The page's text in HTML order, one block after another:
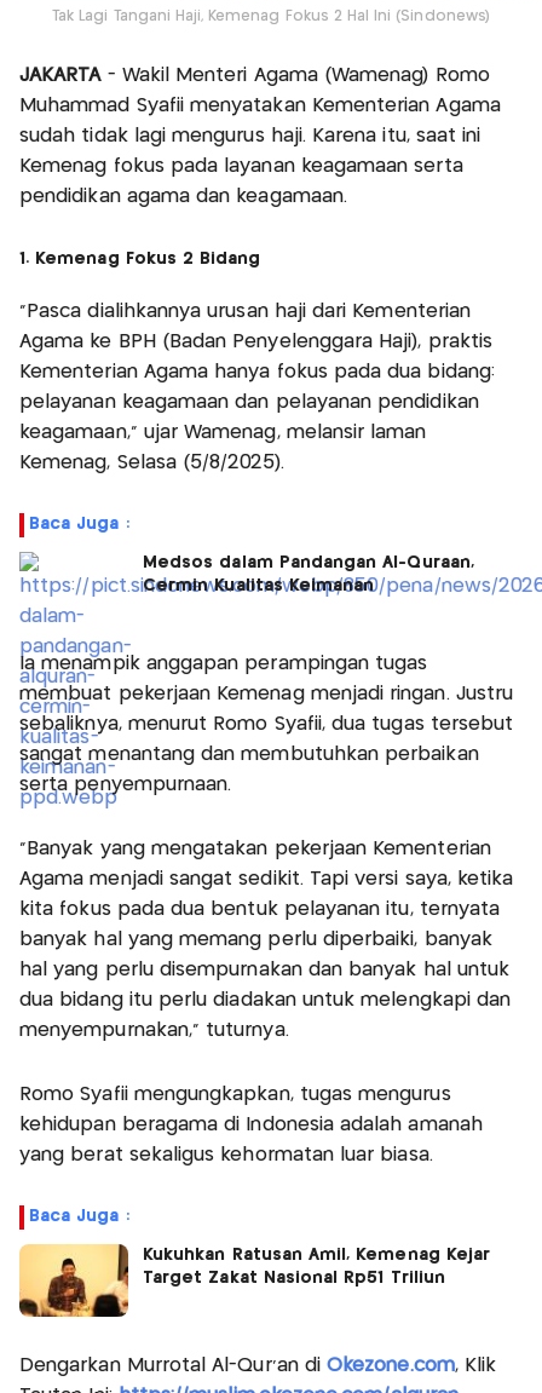
Tak Lagi Tangani Haji, Kemenag Fokus 2 Hal Ini (Sindonews)
JAKARTA- Wakil Menteri Agama (Wamenag) Romo
Muhammad Syafii menyatakan Kementerian Agama
sudah tidak lagi mengurus haji. Karena itu, saat ini
Kemenag fokus pada layanan keagamaan serta
pendidikan agama dan keagamaan.
1. Kemenag Fokus 2 Bidang
“Pasca dialihkannya urusan haji dari Kementerian
Agama ke BPH (Badan Penyelenggara Haji), praktis
Kementerian Agama hanya fokus pada dua bidang:
pelayanan keagamaan dan pelayanan pendidikan
keagamaan,” ujar Wamenag, melansir laman
Kemenag, Selasa (5/8/2025).
Baca Juga :
Medsos dalam Pandangan Al-Qurâan,
Cermin Kualitas Keimanan
Ia menampik anggapan perampingan tugas
membuat pekerjaan Kemenag menjadi ringan. Justru
sebaliknya, menurut Romo Syafii, dua tugas tersebut
sangat menantang dan membutuhkan perbaikan
serta penyempurnaan.
“Banyak yang mengatakan pekerjaan Kementerian
Agama menjadi sangat sedikit. Tapi versi saya, ketika
kita fokus pada dua bentuk pelayanan itu, ternyata
banyak hal yang memang perlu diperbaiki, banyak
hal yang perlu disempurnakan dan banyak hal untuk
dua bidang itu perlu diadakan untuk melengkapi dan
menyempurnakan,” tuturnya.
Romo Syafii mengungkapkan, tugas mengurus
kehidupan beragama di Indonesia adalah amanah
yang berat sekaligus kehormatan luar biasa.
Baca Juga :
Kukuhkan Ratusan Amil, Kemenag Kejar
Target Zakat Nasional Rp51 Triliun
Dengarkan Murrotal Al-Qur'an diOkezone.com, Klik